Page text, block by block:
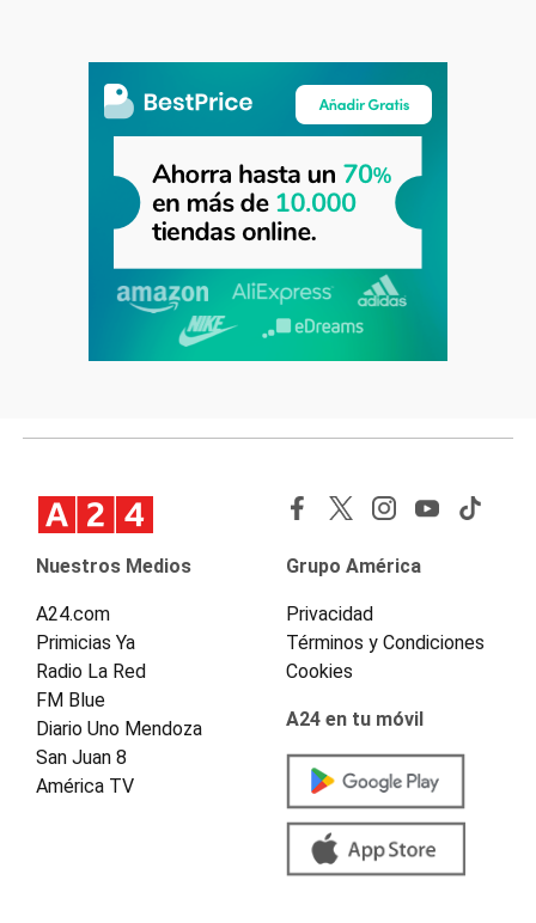
Nuestros Medios
A24.com
Primicias Ya
Radio La Red
FM Blue
Diario Uno Mendoza
San Juan 8
América TV
Grupo América
Privacidad
Términos y Condiciones
Cookies
A24 en tu móvil